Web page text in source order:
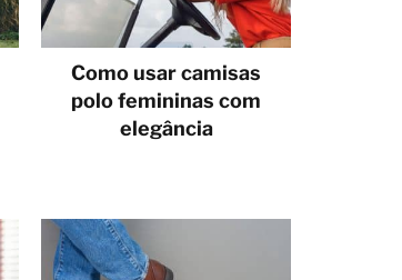
Como usar camisas
polo femininas com
elegância